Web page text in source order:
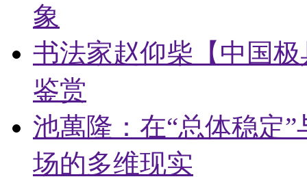
象
书法家赵仰柴【中国
鉴赏
池萬隆：在“总体稳定
场的多维现实